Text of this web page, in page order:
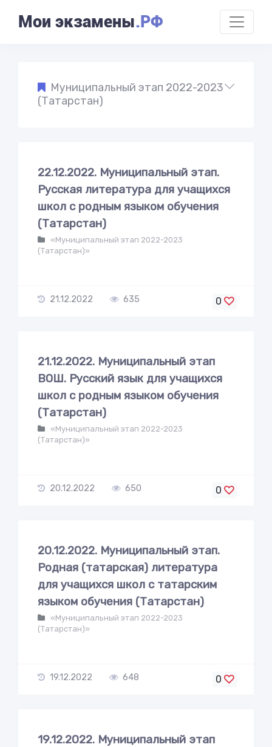
Мои экзамены.РФ
Муниципальный этап 2022-2023
(Татарстан)
22.12.2022. Муниципальный этап.
Русская литература для учащихся
школ с родным языком обучения
(Татарстан)
«Муниципальный этап 2022-2023
(Татарстан)»
21.12.2022 635 0
21.12.2022. Муниципальный этап
ВОШ. Русский язык для учащихся
школ с родным языком обучения
(Татарстан)
«Муниципальный этап 2022-2023
(Татарстан)»
20.12.2022 650 0
20.12.2022. Муниципальный этап.
Родная (татарская) литература
для учащихся школ с татарским
языком обучения (Татарстан)
«Муниципальный этап 2022-2023
(Татарстан)»
19.12.2022 648 0
19.12.2022. Муниципальный этап